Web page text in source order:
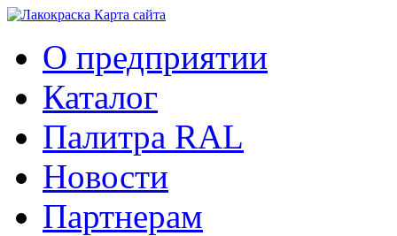
Карта сайтa
О предприятии
Каталог
Палитра RAL
Новости
Партнерам